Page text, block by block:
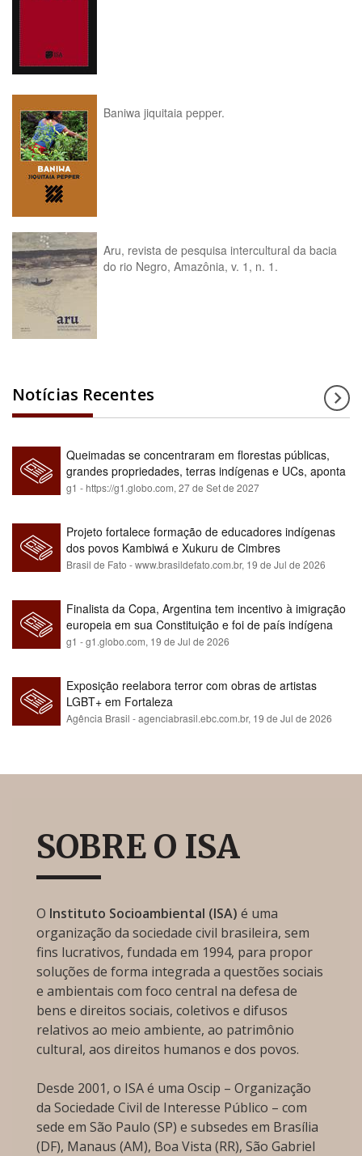
Baniwa jiquitaia pepper.
Aru, revista de pesquisa intercultural da bacia
do rio Negro, Amazônia, v. 1, n. 1.
Notícias Recentes
Queimadas se concentraram em florestas públicas,
grandes propriedades, terras indígenas e UCs, aponta
relatório
g1 - https://g1.globo.com, 27 de Set de 2027
Projeto fortalece formação de educadores indígenas
dos povos Kambiwá e Xukuru de Cimbres
Brasil de Fato - www.brasildefato.com.br, 19 de Jul de 2026
Finalista da Copa, Argentina tem incentivo à imigração
europeia em sua Constituição e foi de país indígena
para maioria branca
g1 - g1.globo.com, 19 de Jul de 2026
Exposição reelabora terror com obras de artistas
LGBT+ em Fortaleza
Agência Brasil - agenciabrasil.ebc.com.br, 19 de Jul de 2026
SOBRE O ISA
O Instituto Socioambiental (ISA) é uma
organização da sociedade civil brasileira, sem
fins lucrativos, fundada em 1994, para propor
soluções de forma integrada a questões sociais
e ambientais com foco central na defesa de
bens e direitos sociais, coletivos e difusos
relativos ao meio ambiente, ao patrimônio
cultural, aos direitos humanos e dos povos.
Desde 2001, o ISA é uma Oscip – Organização
da Sociedade Civil de Interesse Público – com
sede em São Paulo (SP) e subsedes em Brasília
(DF), Manaus (AM), Boa Vista (RR), São Gabriel